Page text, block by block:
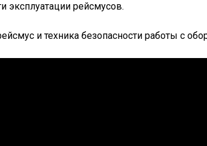
эксплуатации рейсмусов.
и техника безопасности работы с